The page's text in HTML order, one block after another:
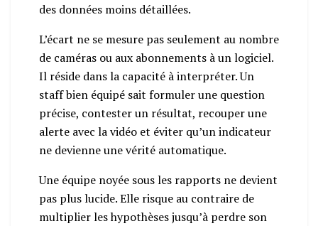
des données moins détaillées.
L’écart ne se mesure pas seulement au nombre
de caméras ou aux abonnements à un logiciel.
Il réside dans la capacité à interpréter. Un
staff bien équipé sait formuler une question
précise, contester un résultat, recouper une
alerte avec la vidéo et éviter qu’un indicateur
ne devienne une vérité automatique.
Une équipe noyée sous les rapports ne devient
pas plus lucide. Elle risque au contraire de
multiplier les hypothèses jusqu’à perdre son